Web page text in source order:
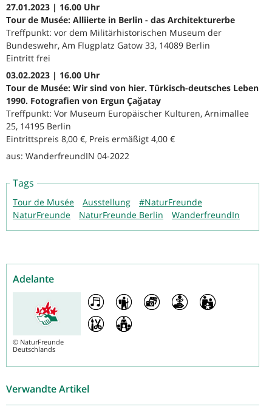
27.01.2023 | 16.00 Uhr
Tour de Musée: Alliierte in Berlin - das Architekturerbe
Treffpunkt: vor dem Militärhistorischen Museum der
Bundeswehr, Am Flugplatz Gatow 33, 14089 Berlin
Eintritt frei
03.02.2023 | 16.00 Uhr
Tour de Musée: Wir sind von hier. Türkisch-deutsches Leben
1990. Fotografien von Ergun Çağatay
Treffpunkt: Vor Museum Europäischer Kulturen, Arnimallee
25, 14195 Berlin
Eintrittspreis 8,00 €, Preis ermäßigt 4,00 €
aus: WanderfreundIN 04-2022
Tags
Tour de Musée Ausstellung
#NaturFreunde
NaturFreunde
NaturFreunde Berlin WanderfreundIn
Adelante
© NaturFreunde
Deutschlands
Verwandte Artikel